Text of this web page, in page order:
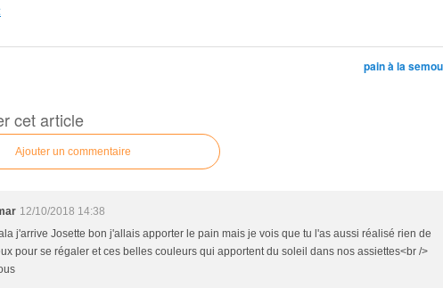
pain à la
cet article
Ajouter un commentaire
12/10/2018 14:38
j'arrive Josette bon j'allais apporter le pain mais je vois que tu l'as aussi réalisé rien de
pour se régaler et ces belles couleurs qui apportent du soleil dans nos assiettes<br />